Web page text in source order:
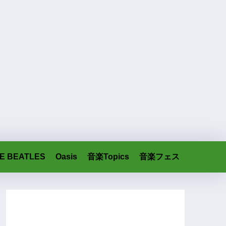
BEATLES Oasis 音楽Topics 音楽フェス